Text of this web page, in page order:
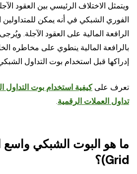
ويتمثل الاختلاف الرئيسي بين العقود
الفوري الشبكي في أنه يمكن للمتداولين
الرافعة المالية على العقود الآجلة.
بالرافعة المالية ينطوي على مخاطره
إدراكها قبل استخدام بوت التداول
تعرف علىكيفية استخدام بوت التداول
تداول العملات الرقمية.
Grid)؟